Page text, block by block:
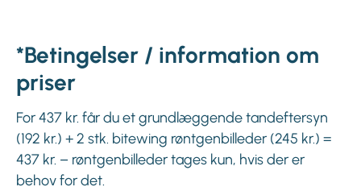
*Betingelser / information om
priser
For 437 kr. får du et grundlæggende tandeftersyn
(192 kr.) + 2 stk. bitewing røntgenbilleder (245 kr.) =
437 kr. – røntgenbilleder tages kun, hvis der er
behov for det.